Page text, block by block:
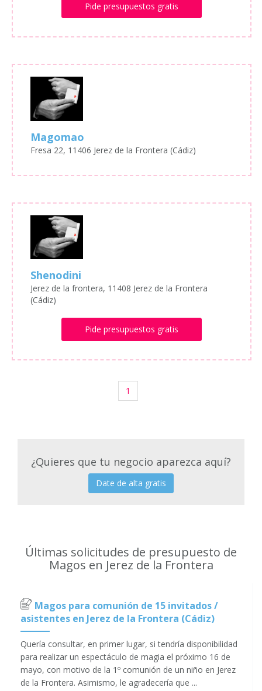
Pide presupuestos gratis
Magomao
Fresa 22, 11406 Jerez de la Frontera (Cádiz)
Shenodini
Jerez de la frontera, 11408 Jerez de la Frontera
(Cádiz)
Pide presupuestos gratis
1
¿Quieres que tu negocio aparezca aquí?
Date de alta gratis
Últimas solicitudes de presupuesto de
Magos en Jerez de la Frontera
Magos para comunión de 15 invitados /
asistentes en Jerez de la Frontera (Cádiz)
Quería consultar, en primer lugar, si tendría disponibilidad
para realizar un espectáculo de magia el próximo 16 de
mayo, con motivo de la 1º comunión de un niño en Jerez
de la Frontera. Asimismo, le agradecería que ...